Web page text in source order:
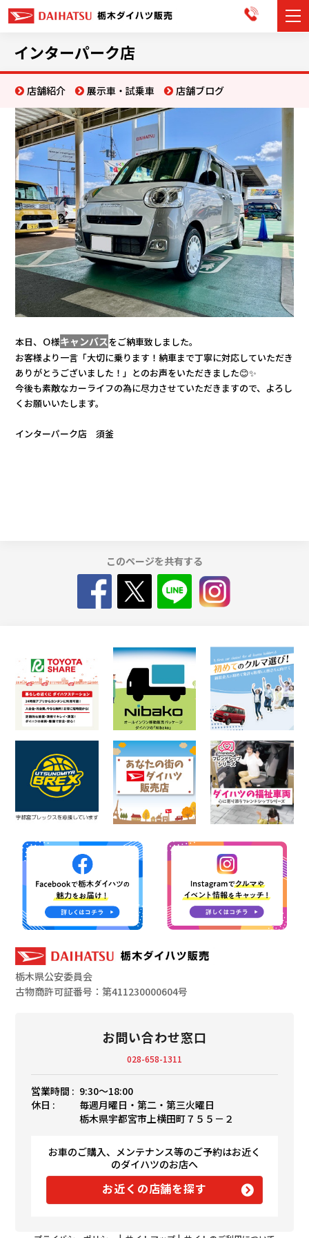
展示車・試乗車
お知らせ
イベント・キャンペーン
ご購入者サポート
アフターサポート
会社情報
インターパーク店
店舗紹介 展示車・試乗車 店舗ブログ
本日、Ｏ様キャンバスをご納車致しました。
お客様より一言「大切に乗ります！納車まで丁寧に対応していただき
ありがとうございました！」とのお声をいただきました😊✨
今後も素敵なカーライフの為に尽力させていただきますので、よろし
くお願いいたします。
インターパーク店 須釜
このページを共有する
栃木県公安委員会
古物商許可証番号：第411230000604号
お問い合わせ窓口
028-658-1311
営業時間 : 9:30〜18:00
休日 :
毎週月曜日・第二・第三火曜日
栃木県宇都宮市上横田町７５５－２
お車のご購入、メンテナンス等のご予約はお近く
のダイハツのお店へ
お近くの店舗を探す